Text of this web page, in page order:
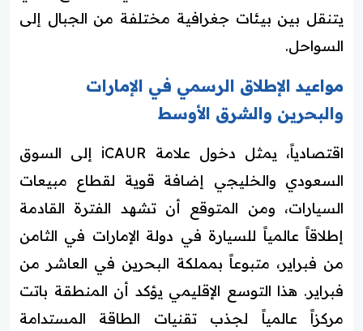
يتنقل بين بيئات جغرافية مختلفة من الجبال إلى
السواحل.
مواعيد الإطلاق الرسمي في الإمارات
والبحرين والشرق الأوسط
اقتصادياً، يمثل دخول علامة iCAUR إلى السوق
السعودي والخليجي إضافة قوية لقطاع مبيعات
السيارات، ومن المتوقع أن تشهد الفترة القادمة
إطلاقاً عالمياً للسيارة في دولة الإمارات في الثامن
من فبراير، متبوعاً بمملكة البحرين في العاشر من
فبراير. هذا التوسع الإقليمي يؤكد أن المنطقة باتت
مركزاً عالمياً لجذب تقنيات الطاقة المستدامة